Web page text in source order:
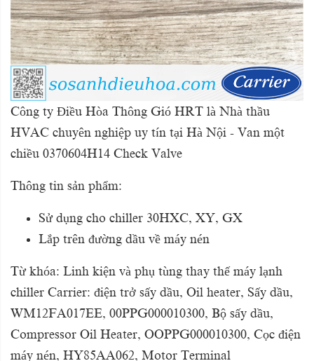
Công ty Điều Hòa Thông Gió HRT là Nhà thầu
HVAC chuyên nghiệp uy tín tại Hà Nội - Van một
chiều 0370604H14 Check Valve
Thông tin sản phẩm:
Sử dụng cho chiller 30HXC, XY, GX
Lắp trên đường dầu về máy nén
Từ khóa: Linh kiện và phụ tùng thay thế máy lạnh
chiller Carrier: điện trở sấy dầu, Oil heater, Sấy dầu,
WM12FA017EE, 00PPG000010300, Bộ sấy dầu,
Compressor Oil Heater, OOPPG000010300, Cọc điện
máy nén, HY85AA062, Motor Terminal